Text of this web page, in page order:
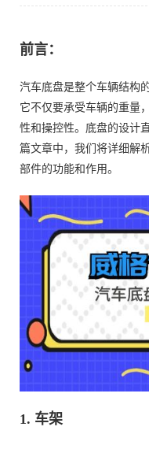
前言：
汽车底盘是整个车辆结构
它不仅要承受车辆的重量
性和操控性。底盘的设计
篇文章中，我们将详细解
部件的功能和作用。
1. 车架